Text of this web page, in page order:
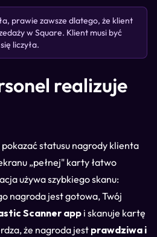
prawie zawsze dlatego, że klient
w Square. Klient musi być
liczyła.
realizuje
statusu nagrody klienta
„pełnej" karty łatwo
używa szybkiego skanu:
nagroda jest gotowa, Twój
Scanner app i skanuje kartę
że nagroda jest prawdziwa i